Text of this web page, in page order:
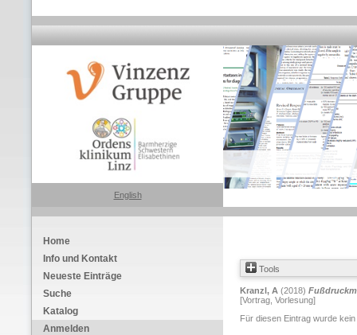
English
Home
Info und Kontakt
Neueste Einträge
Suche
Katalog
Anmelden
Tools
Kranzl, A (2018)
[Vortrag, Vorlesung]
Für diesen Eintrag wurde